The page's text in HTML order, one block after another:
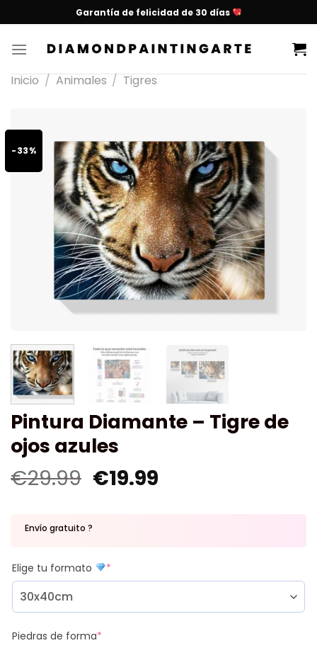
Garantía de felicidad de 30 días
Inicio / Animales / Tigres
-33%
Pintura Diamante – Tigre de
ojos azules
€29.99 €19.99
Envío gratuito ?
Elige tu formato *
Piedras de forma*